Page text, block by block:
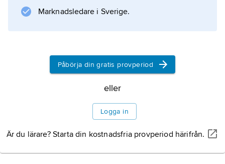
Marknadsledare i Sverige.
Påbörja din gratis provperiod
eller
Logga in
Är du lärare? Starta din kostnadsfria provperiod härifrån.